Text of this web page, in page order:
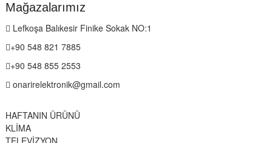
Mağazalarımız
Lefkoşa Balıkesir Finike Sokak NO:1
+90 548 821 7885
+90 548 855 2553
onarirelektronik@gmail.com
HAFTANIN ÜRÜNÜ
KLİMA